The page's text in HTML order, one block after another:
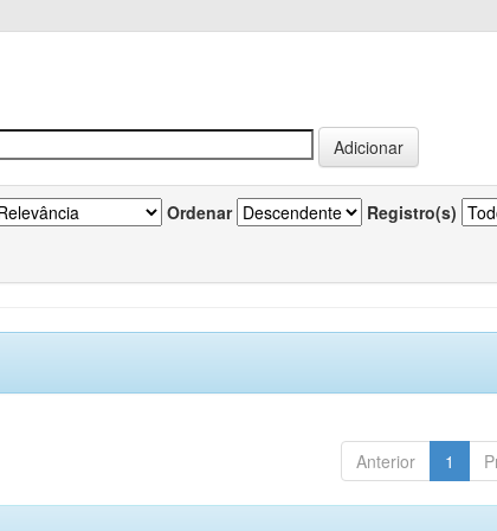
Ordenar Registro(s)
Anterior 1